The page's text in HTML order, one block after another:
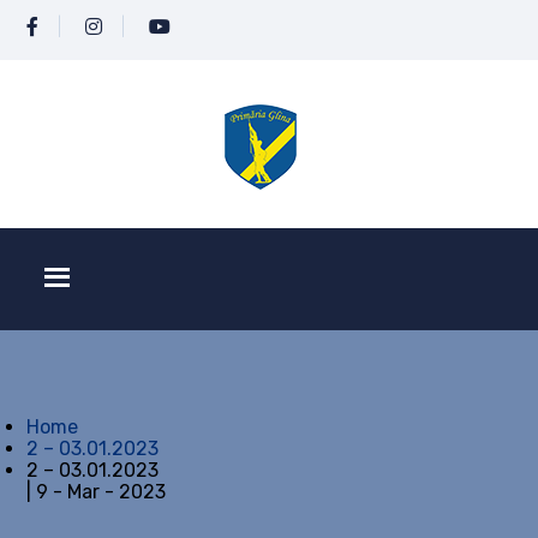
Home
2 – 03.01.2023
2 – 03.01.2023
| 9 - Mar - 2023